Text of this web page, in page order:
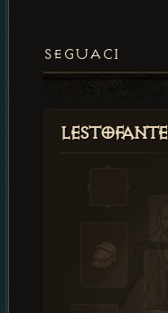
SEGUACI
Lestofante